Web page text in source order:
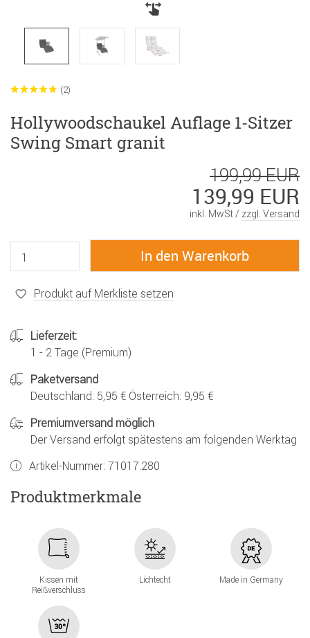
(2)
Hollywoodschaukel Auflage 1-Sitzer
Swing Smart granit
199,99 EUR
139,99 EUR
inkl. MwSt / zzgl. Versand
Produkt auf Merkliste setzen
Lieferzeit:
1 - 2 Tage (Premium)
Paketversand
Deutschland: 5,95 € Österreich: 9,95 €
Premiumversand möglich
Der Versand erfolgt spätestens am folgenden Werktag
Artikel-Nummer: 71017.280
Produktmerkmale
Kissen mit
Reißverschluss
Lichtecht Made in Germany